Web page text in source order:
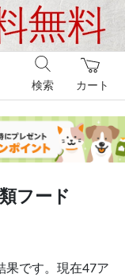
カート
検索
フード
果です。現在47ア